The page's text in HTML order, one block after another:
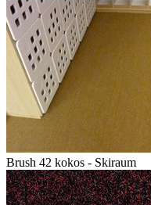
Brush 42 kokos - Skiraum